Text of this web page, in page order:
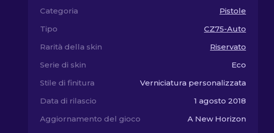
Categoria
Pistole
Tipo
CZ75-Auto
Rarità della skin
Riservato
Serie di skin
Eco
Stile di finitura
Verniciatura personalizzata
Data di rilascio
1 agosto 2018
Aggiornamento del gioco
A New Horizon